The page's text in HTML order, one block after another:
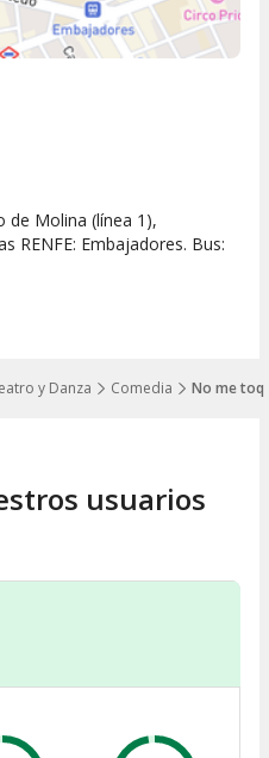
y Danza Comedia No me
de Molina (línea 1),
RENFE: Embajadores. Bus:
usuarios